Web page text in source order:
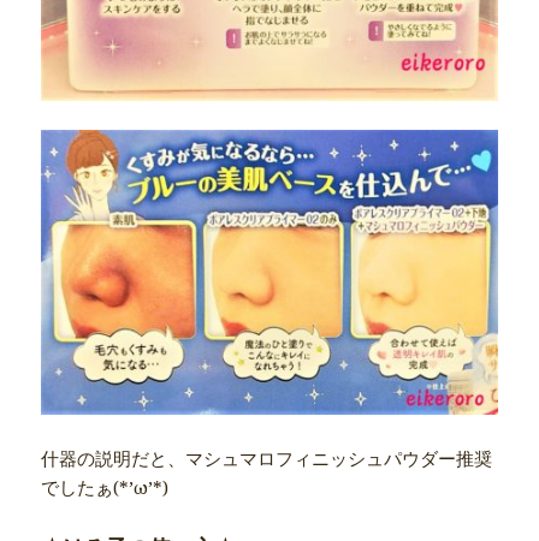
什器の説明だと、マシュマロフィニッシュパウダー推奨
でしたぁ(*’ω’*)